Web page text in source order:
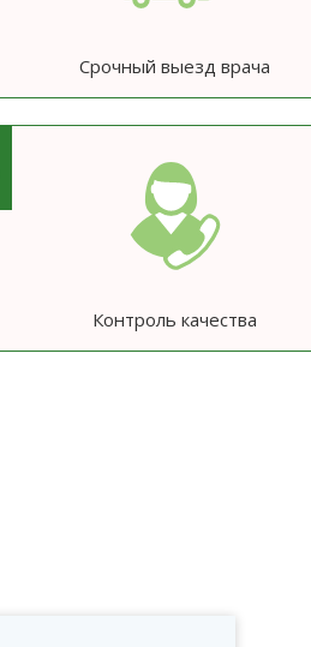
Срочный выезд врача
Контроль качества